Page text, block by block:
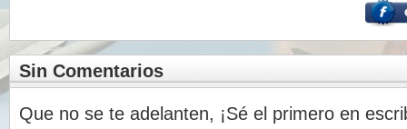
Sin Comentarios
Que no se te adelanten, ¡Sé el primero en